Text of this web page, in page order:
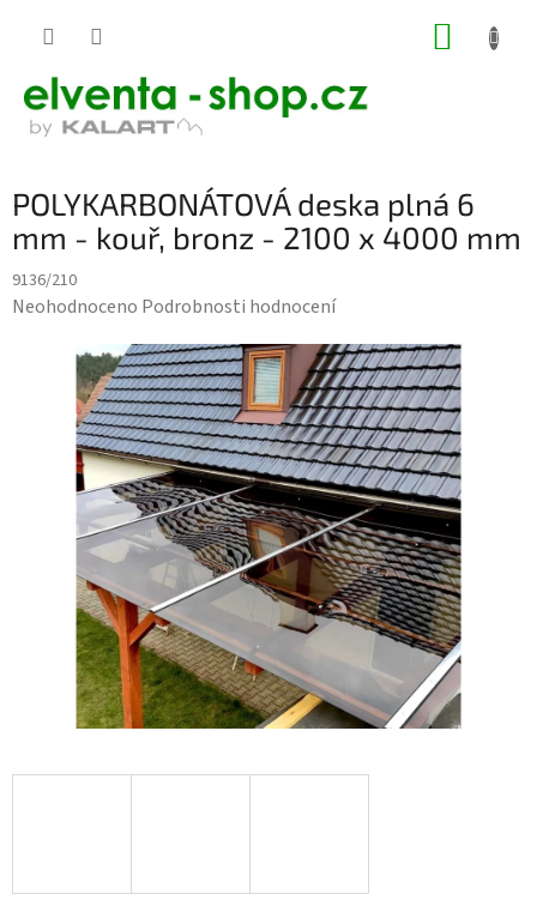
POLYKARBONÁTOVÁ deska plná 6
mm - kouř, bronz - 2100 x 4000 mm
9136/210
Průměrné
produktu
hvězdiček.
Neohodnoceno Podrobnosti hodnocení